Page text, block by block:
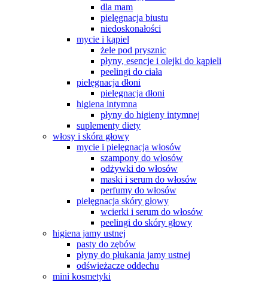
dla mam
pielęgnacja biustu
niedoskonałości
mycie i kąpiel
żele pod prysznic
płyny, esencje i olejki do kąpieli
peelingi do ciała
pielęgnacja dłoni
pielęgnacja dłoni
higiena intymna
płyny do higieny intymnej
suplementy diety
włosy i skóra głowy
mycie i pielęgnacja włosów
szampony do włosów
odżywki do włosów
maski i serum do włosów
perfumy do włosów
pielęgnacja skóry głowy
wcierki i serum do włosów
peelingi do skóry głowy
higiena jamy ustnej
pasty do zębów
płyny do płukania jamy ustnej
odświeżacze oddechu
mini kosmetyki